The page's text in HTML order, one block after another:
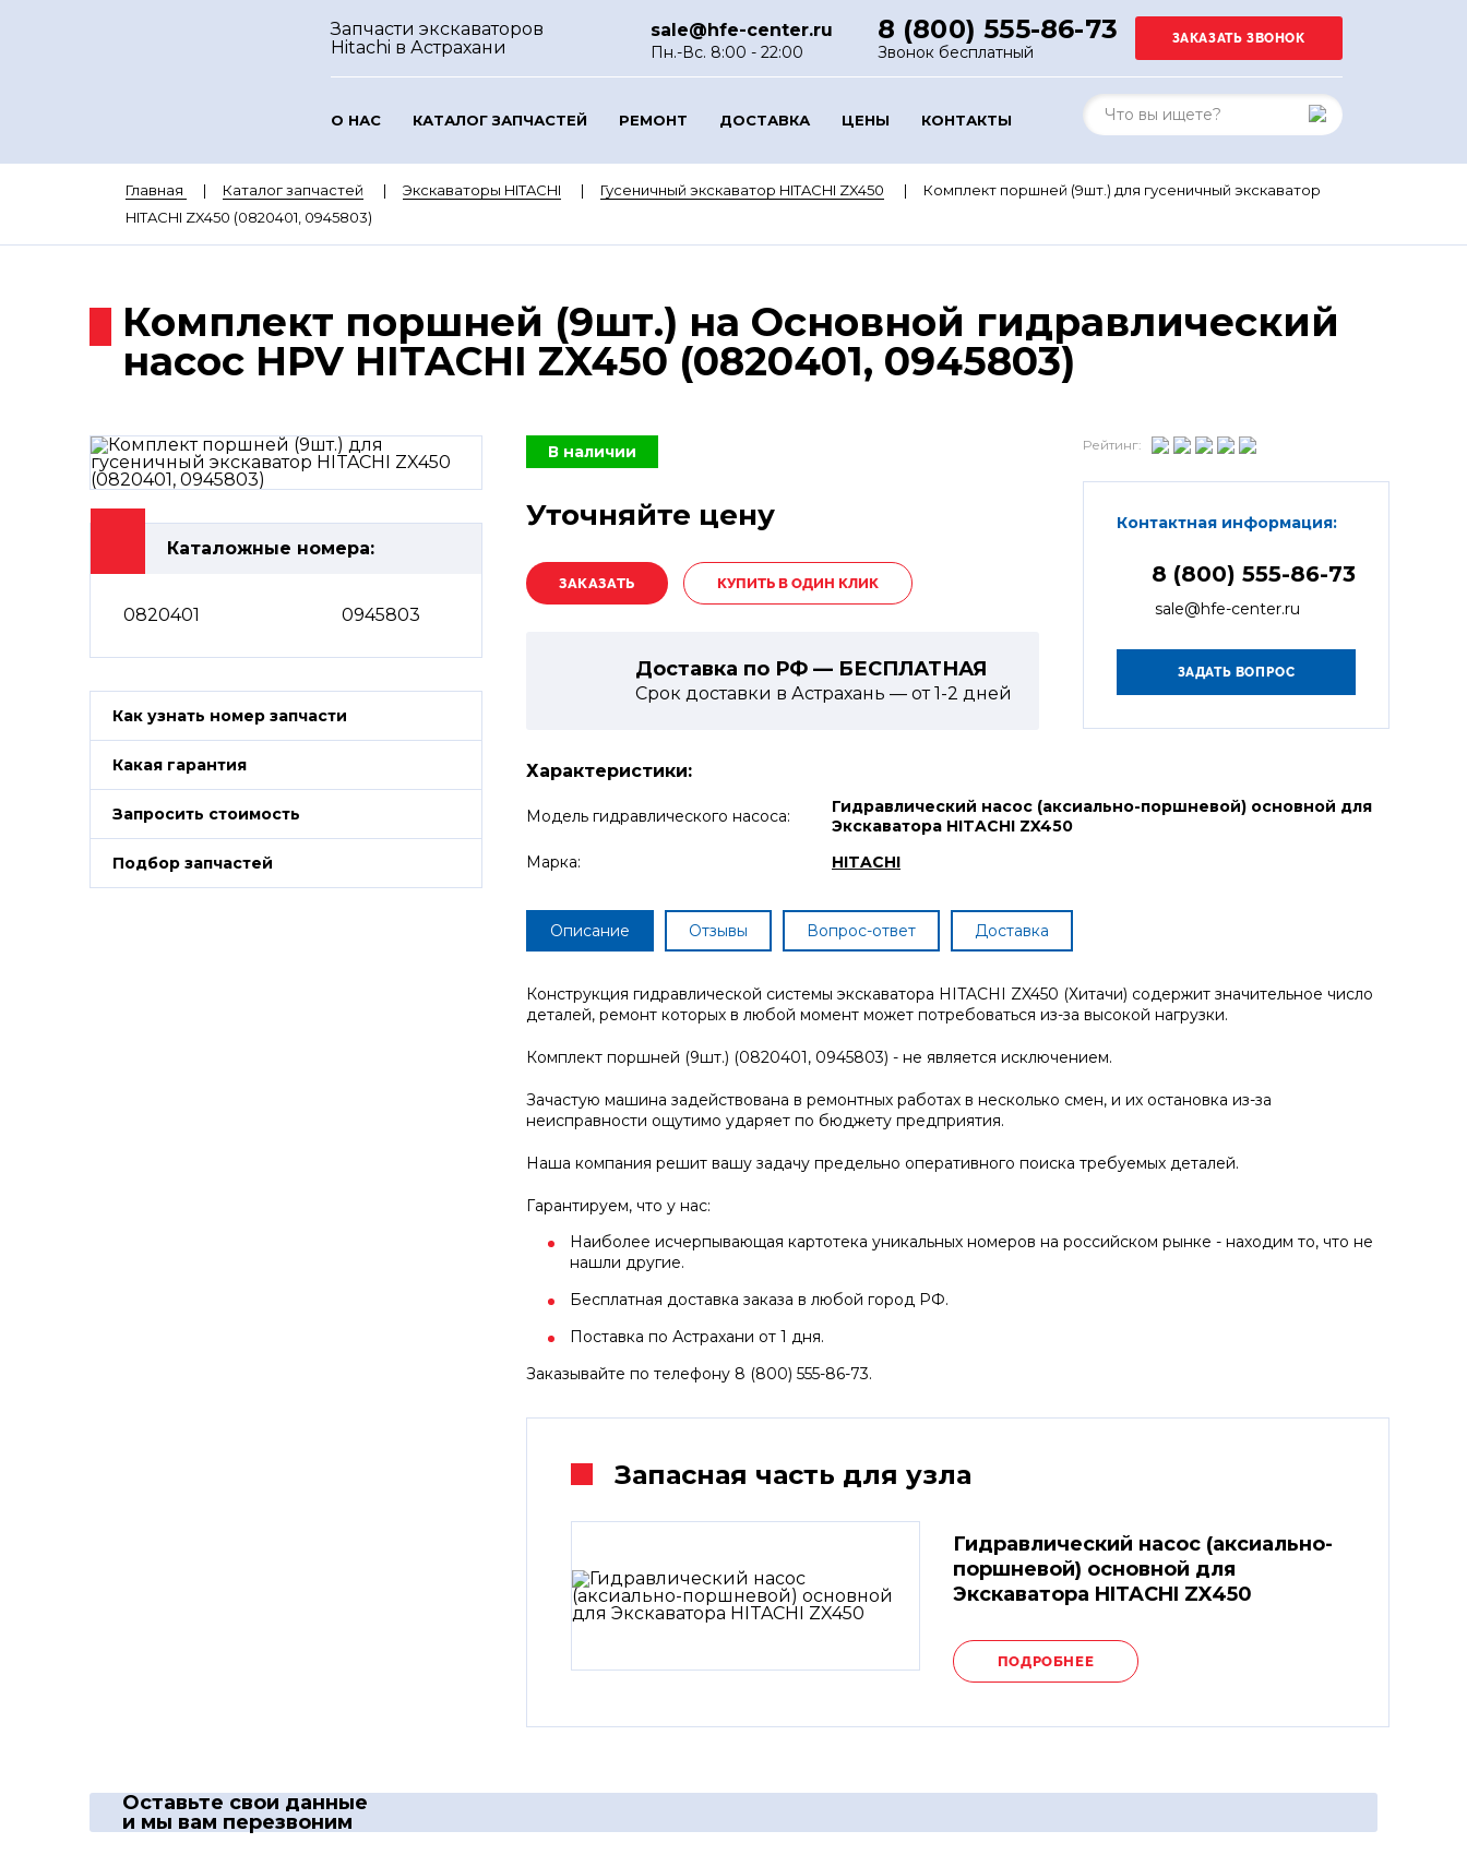
Запчасти экскаваторов
Hitachi в Астрахани
sale@hfe-center.ru
Пн.-Вс. 8:00 - 22:00
8 (800) 555-86-73
Звонок бесплатный
О НАС КАТАЛОГ ЗАПЧАСТЕЙ РЕМОНТ ДОСТАВКА ЦЕНЫ КОНТАКТЫ
Главная Каталог запчастей Экскаваторы HITACHI Гусеничный экскаватор HITACHI ZX450
Комплект поршней (9шт.) для гусеничный экскаватор
HITACHI ZX450 (0820401, 0945803)
Комплект поршней (9шт.) на Основной гидравлический
насос HPV HITACHI ZX450 (0820401, 0945803)
Каталожные номера:
0820401 0945803
Как узнать номер запчасти
Какая гарантия
Запросить стоимость
Подбор запчастей
В наличии
Уточняйте цену
КУПИТЬ В ОДИН КЛИК
Доставка по РФ — БЕСПЛАТНАЯ
Срок доставки в Астрахань — от1-2 дней
Рейтинг:
Контактная информация:
8 (800) 555-86-73
sale@hfe-center.ru
Характеристики:
Модель гидравлического насоса:
Гидравлический насос (аксиально-поршневой) основной для
Экскаватора HITACHI ZX450
Марка:
HITACHI
Описание Отзывы Вопрос-ответ Доставка
Конструкция гидравлической системы экскаватора HITACHI ZX450 (Хитачи) содержит значительное число
деталей, ремонт которых в любой момент может потребоваться из-за высокой нагрузки.
Комплект поршней (9шт.) (0820401, 0945803) - не является исключением.
Зачастую машина задействована в ремонтных работах в несколько смен, и их остановка из-за
неисправности ощутимо ударяет по бюджету предприятия.
Наша компания решит вашу задачу предельно оперативного поиска требуемых деталей.
Гарантируем, что у нас:
Наиболее исчерпывающая картотека уникальных номеров на российском рынке - находим то, что не
нашли другие.
Бесплатная доставка заказа в любой город РФ.
Поставка по Астрахани от 1 дня.
Заказывайте по телефону 8 (800) 555-86-73.
Запасная часть для узла
Гидравлический насос (аксиально-
поршневой) основной для
Экскаватора HITACHI ZX450
ПОДРОБНЕЕ
Оставьте свои данные
и мы вам перезвоним